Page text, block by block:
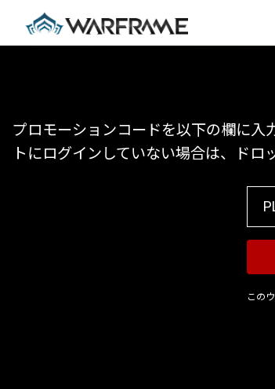
プロモーションコードを以下の欄に入
トにログインしていない場合は、ドロ
この